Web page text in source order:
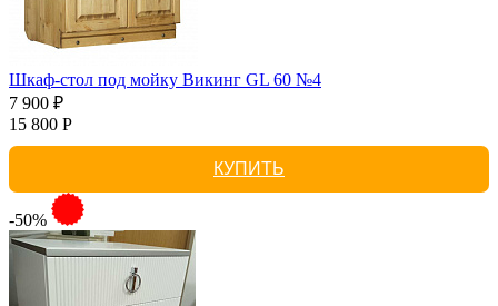
Шкаф-стол под мойку Викинг GL 60 №4
7 900 ₽
15 800 Р
КУПИТЬ
-50%